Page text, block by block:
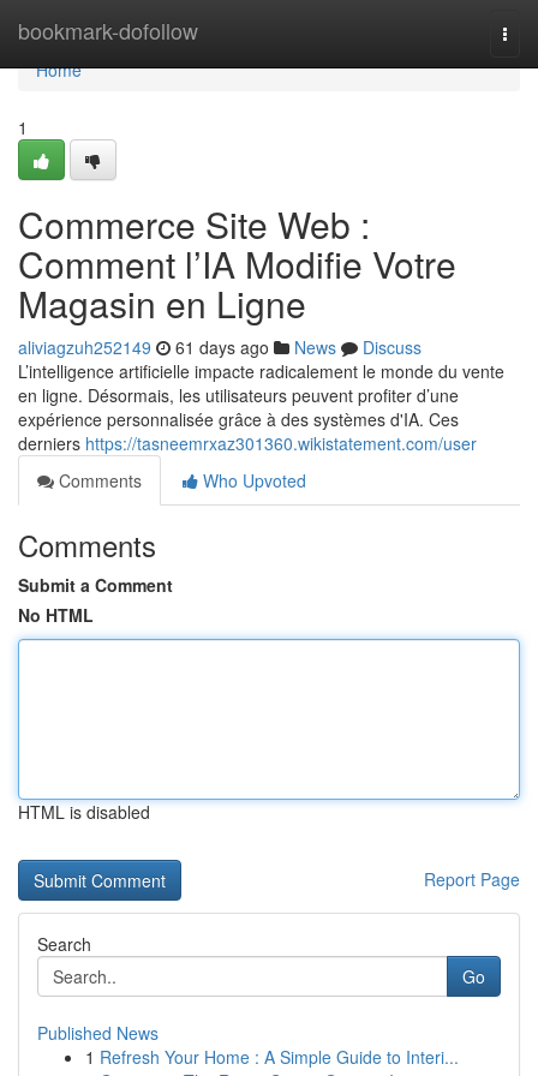
bookmark-dofollow
Home
Home
1
Commerce Site Web :
Comment l’IA Modifie Votre
Magasin en Ligne
aliviagzuh252149 61 days ago News
Discuss
L’intelligence artificielle impacte radicalement le monde du vente
en ligne. Désormais, les utilisateurs peuvent profiter d’une
expérience personnalisée grâce à des systèmes d'IA. Ces
derniers https://tasneemrxaz301360.wikistatement.com/user
Comments
Who Upvoted
Comments
Submit a Comment
No HTML
HTML is disabled
Report Page
Search
Go
Published News
1 Refresh Your Home : A Simple Guide to Interi...